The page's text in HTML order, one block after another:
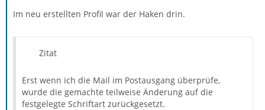
Im neu erstellten Profil war der Haken drin.
Zitat
Erst wenn ich die Mail im Postausgang überprüfe,
wurde die gemachte teilweise Änderung auf die
festgelegte Schriftart zurückgesetzt.